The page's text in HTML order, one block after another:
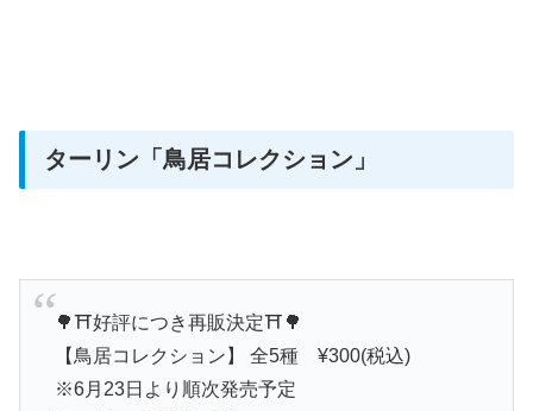
ターリン「鳥居コレクション」
🌳⛩️好評につき再販決定⛩️🌳
【鳥居コレクション】 全5種 ¥300(税込)
※6月23日より順次発売予定